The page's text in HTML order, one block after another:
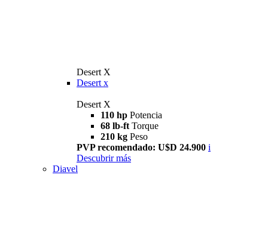
Desert X
Desert x
Desert X
110 hp Potencia
68 lb-ft Torque
210 kg Peso
PVP recomendado: U$D 24.900 i
Descubrir más
Diavel